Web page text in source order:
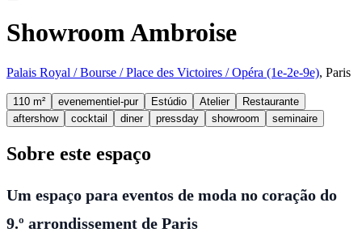
Showroom Ambroise
Palais Royal / Bourse / Place des Victoires / Opéra (1e-2e-9e), Paris
110 m² evenementiel-pur Estúdio Atelier
Restaurante
aftershow
cocktail diner pressday showroom seminaire
Sobre este espaço
Um espaço para eventos de moda no coração do
9.º arrondissement de Paris